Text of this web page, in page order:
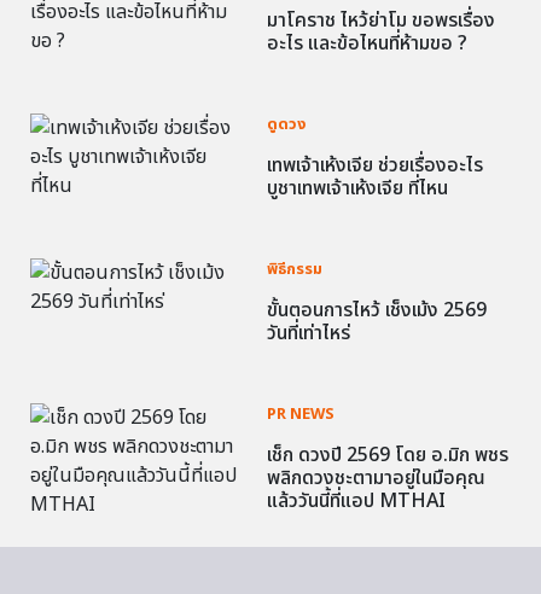
มาโคราช ไหว้ย่าโม ขอพรเรื่อง
อะไร และข้อไหนที่ห้ามขอ ?
ดูดวง
เทพเจ้าเห้งเจีย ช่วยเรื่องอะไร
บูชาเทพเจ้าเห้งเจีย ที่ไหน
พิธีกรรม
ขั้นตอนการไหว้ เช็งเม้ง 2569
วันที่เท่าไหร่
PR NEWS
เช็ก ดวงปี 2569 โดย อ.มิก พชร
พลิกดวงชะตามาอยู่ในมือคุณ
แล้ววันนี้ที่แอป MTHAI